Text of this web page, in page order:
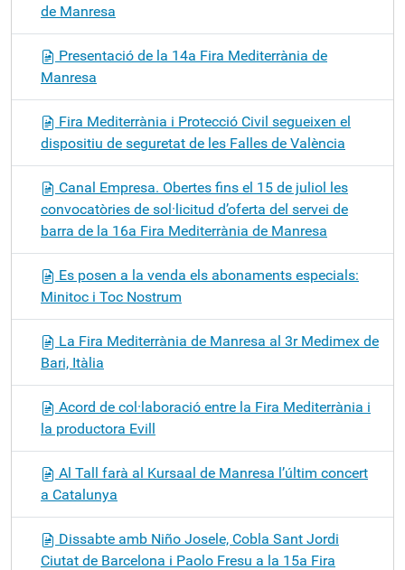
de Manresa
Presentació de la 14a Fira Mediterrània de
Manresa
Fira Mediterrània i Protecció Civil segueixen el
dispositiu de seguretat de les Falles de València
Canal Empresa. Obertes fins el 15 de juliol les
convocatòries de sol·licitud d’oferta del servei de
barra de la 16a Fira Mediterrània de Manresa
Es posen a la venda els abonaments especials:
Minitoc i Toc Nostrum
La Fira Mediterrània de Manresa al 3r Medimex de
Bari, Itàlia
Acord de col·laboració entre la Fira Mediterrània i
la productora Evill
Al Tall farà al Kursaal de Manresa l’últim concert
a Catalunya
Dissabte amb Niño Josele, Cobla Sant Jordi
Ciutat de Barcelona i Paolo Fresu a la 15a Fira